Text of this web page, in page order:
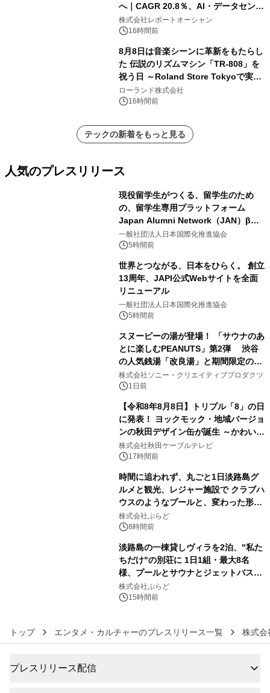
へ｜CAGR 20.8％、AI・データセンタ
ー需要が成長を牽引
株式会社レポートオーシャン
16時間前
8月8日は音楽シーンに革新をもたらし
た 伝説のリズムマシン「TR-808」を
祝う日 ～Roland Store Tokyoで実機
を展示しての 記念キャンペーンを開
催 英国ラジオ「NTS」の 特別プログ
アーティストを フィーチャーしたアニ
メーションを公開～
ローランド株式会社
16時間前
テックの新着をもっと見る
人気のプレスリリース
現役留学生がつくる、留学生のため
の、留学生専用プラットフォーム
Japan Alumni Network（JAN）β版
をリリース
一般社団法人日本国際化推進協会
5時間前
世界とつながる、日本をひらく。 創立
13周年、JAPI公式Webサイトを全面
リニューアル
一般社団法人日本国際化推進協会
5時間前
スヌーピーの湯が登場！ 「サウナのあ
とに楽しむPEANUTS」第2弾 渋谷
の人気銭湯「改良湯」と期間限定のコ
ラボレーション サウナイキタイコラ
ボグッズも発売決定！
株式会社ソニー・クリエイティブプロダクツ
1日前
【令和8年8月8日】トリプル「8」の日
に発表！ ヨックモック・地域バージョ
ンの秋田デザイン缶が誕生 ～かわいい
秋田犬の子犬と秋田の四季と名所を巡
るパッケージ～ 9月1日(火)秋田県内で
株式会社秋田ケーブルテレビ
17時間前
時間に追われず、丸ごと1日淡路島グ
ルメと観光、レジャー施設で クラブハ
ウスのようなプールと、変わった形の
サウナも 「THE BOXY AWAJI」のお
得な素泊まり連泊プランで
株式会社ぷらど
8時間前
淡路島の一棟貸しヴィラを2泊、"私た
ちだけ"の別荘に 1日1組・最大8名
様、プールとサウナとジェットバス付
きで Villa Mon Temps AWAJIの連泊
素泊りプラン
株式会社ぷらど
15時間前
トップ エンタメ・カルチャーのプレスリリース一覧 株式
プレスリリース配信